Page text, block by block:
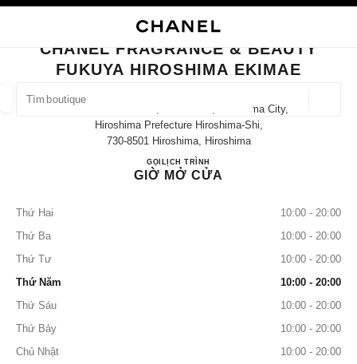
TÌM MỘT CỬA HÀNG
các đề xuất được hiển thị dưới thanh tìm kiếm này
0 Hiện có các đề xuất
ĐÓNG THẺ CỬA HÀNG CHANEL FRAGRANCE & BEAUTY FUKUYA
CHANEL FRAGRANCE & BEAUTY
FUKUYA HIROSHIMA EKIMAE
9-1 Matsubara-Cho, Minami-Ku, Hiroshima City,
Hiroshima Prefecture Hiroshima-Shi,
730-8501 Hiroshima, Hiroshima
GỌI082-568-3140
LỊCH TRÌNHCHANEL FRAGRANCE &
GIỜ MỞ CỬA
Thứ Hai
10:00 - 20:00
Thứ Ba
10:00 - 20:00
Thứ Tư
10:00 - 20:00
Thứ Năm
10:00 - 20:00
Thứ Sáu
10:00 - 20:00
Thứ Bảy
10:00 - 20:00
Chủ Nhật
10:00 - 20:00
KÍNH MẮT